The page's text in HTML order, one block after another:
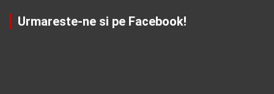
Urmareste-ne si pe Facebook!